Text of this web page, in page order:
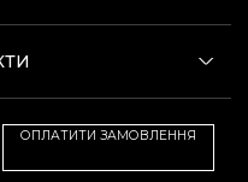
ОПЛАТИТИ ЗАМОВЛЕННЯ